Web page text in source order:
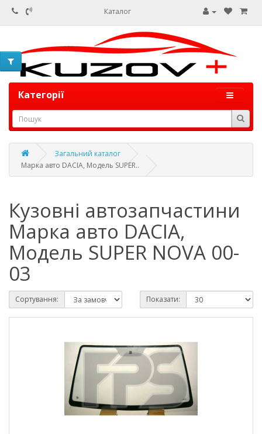
Каталог
Категорії
Загальний каталог
Марка авто DACIA, Модель SUPER..
Кузовні автозапчастини
Марка авто DACIA,
Модель SUPER NOVA 00-
03
Сортування: Показати: